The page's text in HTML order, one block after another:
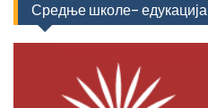
Средње школе- едукација